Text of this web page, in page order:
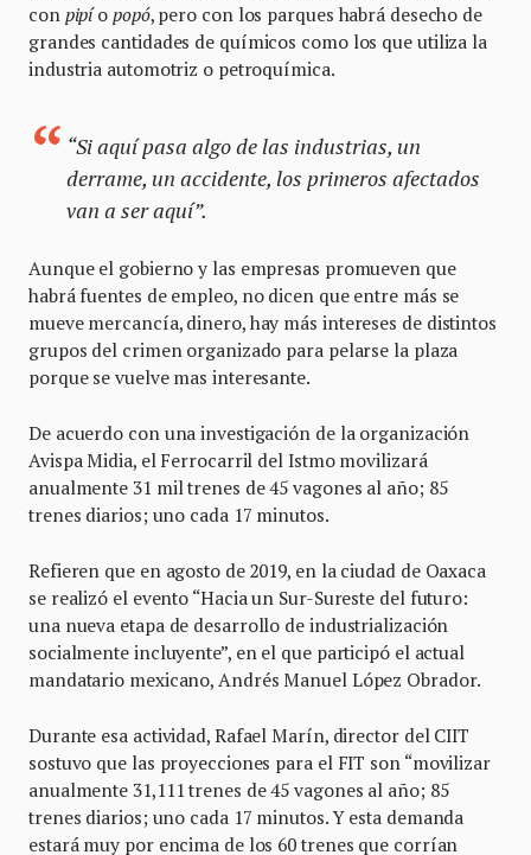
con pipío popó, pero con los parques habrá desecho de
grandes cantidades de químicos como los que utiliza la
industria automotriz o petroquímica.
“Si aquí pasa algo de las industrias, un
derrame, un accidente, los primeros afectados
van a ser aquí”.
Aunque el gobierno y las empresas promueven que
habrá fuentes de empleo, no dicen que entre más se
mueve mercancía, dinero, hay más intereses de distintos
grupos del crimen organizado para pelarse la plaza
porque se vuelve mas interesante.
De acuerdo con una investigación de la organización
Avispa Midia, el Ferrocarril del Istmo movilizará
anualmente 31 mil trenes de 45 vagones al año; 85
trenes diarios; uno cada 17 minutos.
Refieren que en agosto de 2019, en la ciudad de Oaxaca
se realizó el evento “Hacia un Sur-Sureste del futuro:
una nueva etapa de desarrollo de industrialización
socialmente incluyente”, en el que participó el actual
mandatario mexicano, Andrés Manuel López Obrador.
Durante esa actividad, Rafael Marín, director del CIIT
sostuvo que las proyecciones para el FIT son “movilizar
anualmente 31,111 trenes de 45 vagones al año; 85
trenes diarios; uno cada 17 minutos. Y esta demanda
estará muy por encima de los 60 trenes que corrían